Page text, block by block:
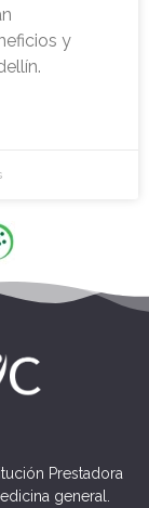
y
Prestadora
general.